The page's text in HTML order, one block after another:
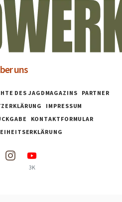
uns
DES JAGDMAGAZINS
PARTNER
IMPRESSUM
KONTAKTFORMULAR
3K